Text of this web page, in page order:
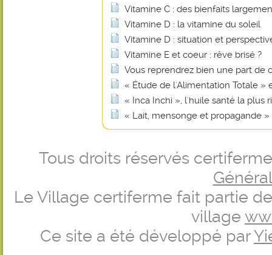
Vitamine C : des bienfaits
Vitamine D : la vitamine du soleil
Vitamine D : situation et
Vitamine E et coeur : rêve brisé ?
Vous reprendrez bien une part de
« Étude de l'Alimentation Totale »
« Inca Inchi », l'huile santé la plus
« Lait, mensonge et propagande »
Tous droits réservés
Le Village certiferme fait partie
village
Ce site a été développé par